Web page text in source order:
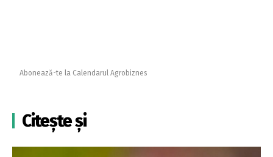
Abonează-te la Calendarul Agrobiznes
Citește și